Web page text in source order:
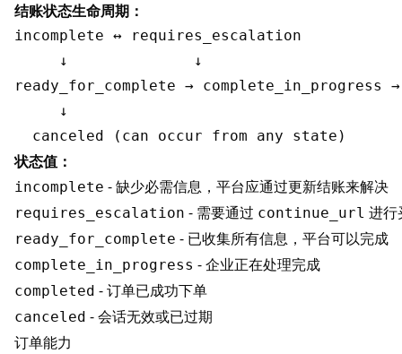
结账状态生命周期：
incomplete ↔ requires_escalation
     ↓              ↓
ready_for_complete → complete_in_progress
     ↓
状态值：
incomplete - 缺少必需信息，平台应通过更新结账来解决
requires_escalation - 需要通过 continue_url 进行
ready_for_complete - 已收集所有信息，平台可以完成
complete_in_progress - 企业正在处理完成
completed - 订单已成功下单
canceled - 会话无效或已过期
订单能力